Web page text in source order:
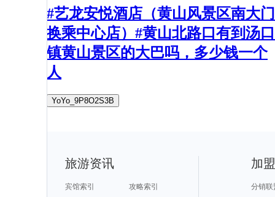
#艺龙安悦酒店（黄山风景区南大门
换乘中心店）#黄山北路口有到汤口
镇黄山景区的大巴吗，多少钱一个
人
YoYo_9P8O2S3B
旅游资讯
宾馆索引
攻略索引
加
分销联